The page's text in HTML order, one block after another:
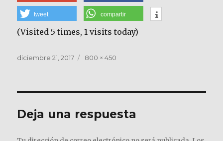
tweet compartir
(Visited 5 times, 1 visits today)
Publicado
diciembre 21, 2017
Tamaño
800 × 450
Deja una respuesta